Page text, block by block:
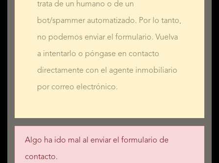
trata de un humano o de un
bot/spammer automatizado. Por lo tanto,
no podemos enviar el formulario. Vuelva
a intentarlo o póngase en contacto
directamente con el agente inmobiliario
por correo electrónico.
Algo ha ido mal al enviar el formulario de
contacto.